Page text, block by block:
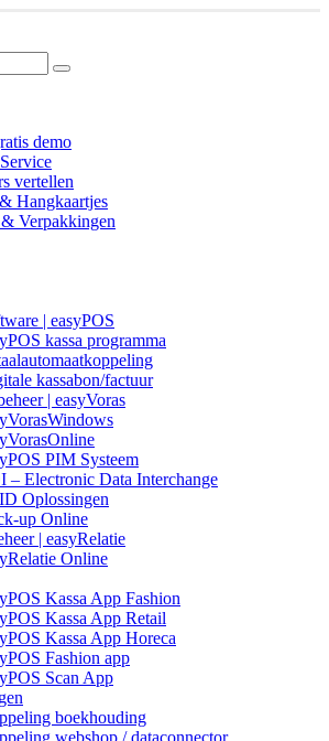
demo
vertellen
Hangkaartjes
Verpakkingen
| easyPOS
kassa programma
kassabon/factuur
| easyVoras
PIM Systeem
– Electronic Data Interchange
Oplossingen
up Online
| easyRelatie
Online
Kassa App Fashion
Kassa App Retail
Kassa App Horeca
Fashion app
Scan App
boekhouding
webshop / dataconnector